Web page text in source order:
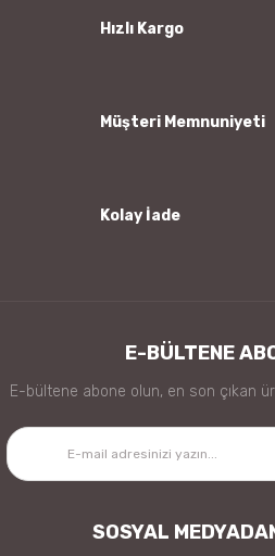
Hızlı Kargo
Müşteri Memnuniyeti
Kolay İade
E-BÜLTENE
E-bültene abone olun, en son çıkan
SOSYAL